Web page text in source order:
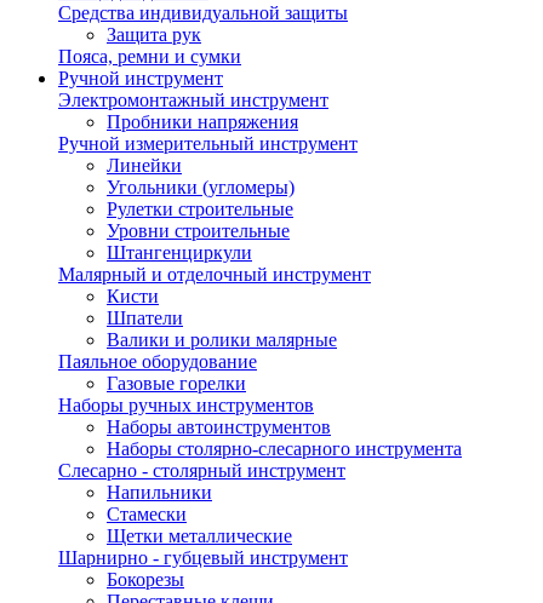
Средства индивидуальной защиты
Защита рук
Пояса, ремни и сумки
Ручной инструмент
Электромонтажный инструмент
Пробники напряжения
Ручной измерительный инструмент
Линейки
Угольники (угломеры)
Рулетки строительные
Уровни строительные
Штангенциркули
Малярный и отделочный инструмент
Кисти
Шпатели
Валики и ролики малярные
Паяльное оборудование
Газовые горелки
Наборы ручных инструментов
Наборы автоинструментов
Наборы столярно-слесарного инструмента
Слесарно - столярный инструмент
Напильники
Стамески
Щетки металлические
Шарнирно - губцевый инструмент
Бокорезы